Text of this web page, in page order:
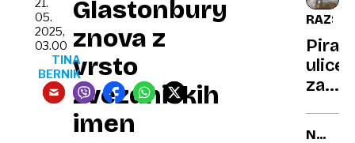
Glastonbury
znova z
vrsto
zvezdniških
imen
05.
2025,
03.00
TINA
BERNIK
knjig:
ki
tudi
ulice
NA